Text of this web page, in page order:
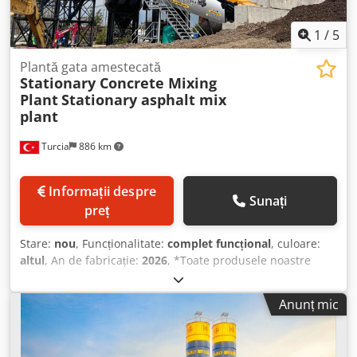
1 / 5
Turcia 886 km
Plantă gata amestecată
Stationary Concrete Mixing
PlantStationary asphalt mix
plant
preț
Sunați
Stare: nou, Funcționalitate: complet funcțional, culoare:
altul, An de fabricație: 2026, *Toate produsele noastre
sunt fabricate cu atenție și beneficiază de garanție de 1 an!
Dsdpfx Akszarv Newsck *Montajul și instruirea operatorilor
sunt GRATUITE Stațiile de betoane fixe din seria COMPACT
oferă satisfacție pentru toate nivelurile de nevoi, prin
soluții practice și eficiente. Stațiile de betoane fixe pot
Anunț mic